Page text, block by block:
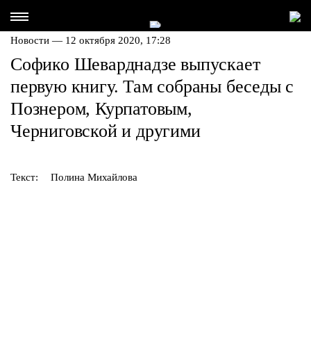
Новости — 12 октября 2020, 17:28
Софико Шеварднадзе выпускает
первую книгу. Там собраны беседы с
Познером, Курпатовым,
Черниговской и другими
Текст: Полина Михайлова